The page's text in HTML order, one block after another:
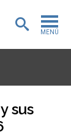
MENÚ
sus